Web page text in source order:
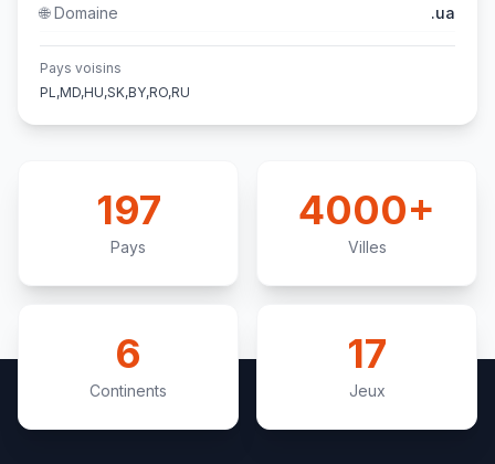
🌐Domaine .ua
Pays voisins
PL,MD,HU,SK,BY,RO,RU
197
Pays
4000+
Villes
6
Continents
17
Jeux